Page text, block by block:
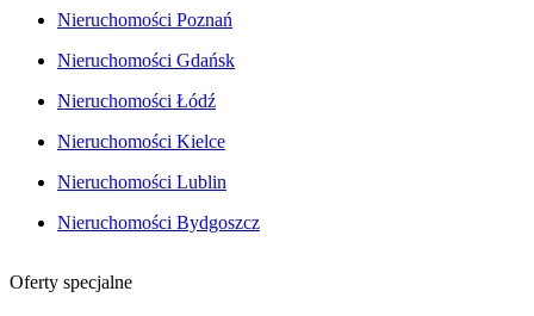
Nieruchomości Poznań
Nieruchomości Gdańsk
Nieruchomości Łódź
Nieruchomości Kielce
Nieruchomości Lublin
Nieruchomości Bydgoszcz
Oferty specjalne